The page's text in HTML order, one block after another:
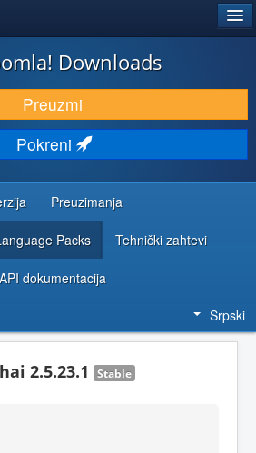
(EKSTENZIJE)
Downloads
Preuzmi
Pokreni
Preuzimanja
Packs Tehnički zahtevi
API dokumentacija
Srpski
2.5.23.1 Stable